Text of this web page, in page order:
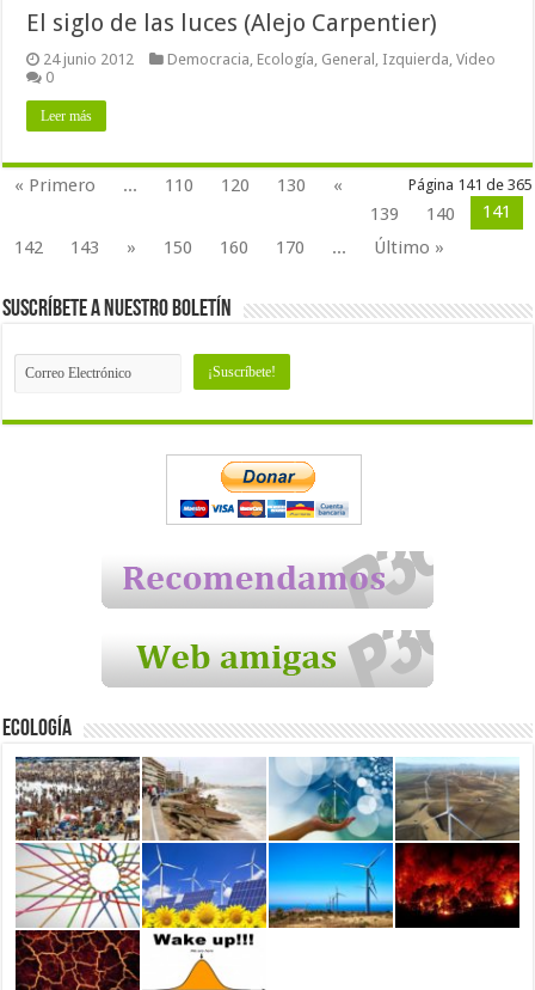
El siglo de las luces (Alejo Carpentier)
24 junio 2012 Democracia Ecología General Izquierda ,Video
0
Leer más
Página 141 de 365
« Primero ... 110 120 130
«
139
140
141
142
143 » 150 160 170 ... Último »
Suscríbete a nuestro Boletín
Ecología